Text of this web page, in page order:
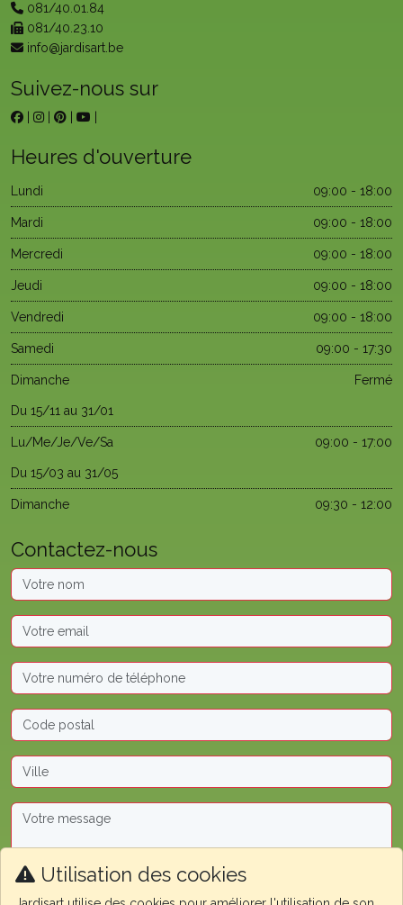
Utilisation des cookies
081/40.01.84
081/40.23.10
info@jardisart.be
Suivez-nous sur
Heures d'ouverture
Lundi 09:00 - 18:00
Mardi 09:00 - 18:00
Mercredi 09:00 - 18:00
Jeudi 09:00 - 18:00
Vendredi 09:00 - 18:00
Samedi 09:00 - 17:30
Dimanche Fermé
Du 15/11 au 31/01
Lu/Me/Je/Ve/Sa 09:00 - 17:00
Du 15/03 au 31/05
Dimanche 09:30 - 12:00
Contactez-nous